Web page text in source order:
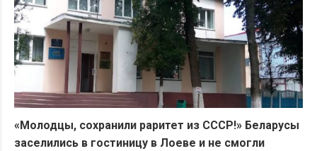
«Молодцы, сохранили раритет из СССР!» Беларусы
заселились в гостиницу в Лоеве и не смогли